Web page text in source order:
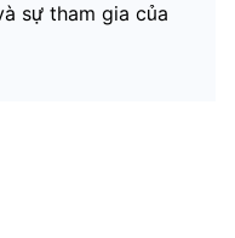
sự tham gia của